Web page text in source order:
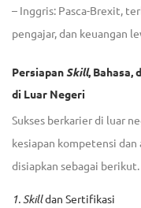
– Inggris: Pasca-Brexit,
pengajar, dan keuangan
PersiapanSkill, Bahasa,
di Luar Negeri
Sukses berkarier di luar
kesiapan kompetensi
disiapkan sebagai berikut.
1. Skilldan Sertifikasi